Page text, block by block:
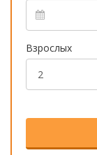
Взрослых